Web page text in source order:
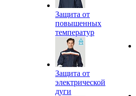
Защита от
повышенных
температур
Защита от
электрической
дуги